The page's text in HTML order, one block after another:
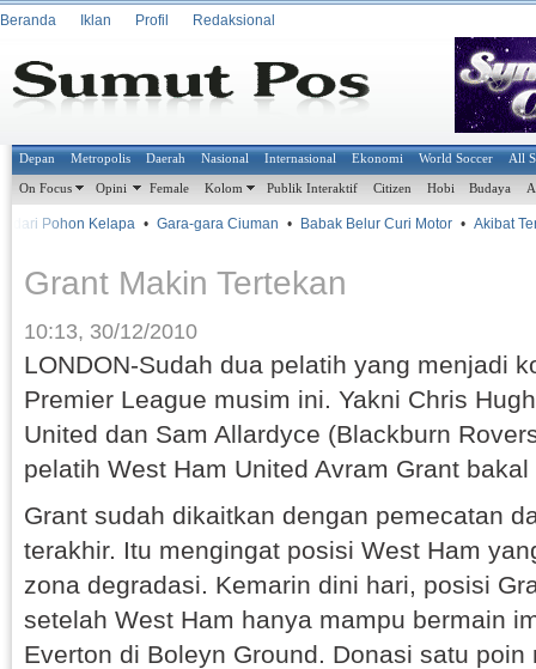
Beranda Iklan Profil Redaksional
Depan Metropolis Daerah Nasional Internasional Ekonomi World Soccer All
On Focus Opini Female Kolom Publik Interaktif Citizen Hobi Budaya
Pohon Kelapa • Gara-gara Ciuman • Babak Belur Curi Motor • Akibat
Grant Makin Tertekan
10:13, 30/12/2010
LONDON-Sudah dua pelatih yang menjadi
Premier League musim ini. Yakni Chris
United dan Sam Allardyce (Blackburn
pelatih West Ham United Avram Grant
Grant sudah dikaitkan dengan pemecatan
terakhir. Itu mengingat posisi West Ham
zona degradasi. Kemarin dini hari, posisi
setelah West Ham hanya mampu bermain
Everton di Boleyn Ground. Donasi satu poin